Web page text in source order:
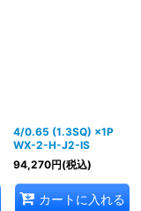
4/0.65 (1.3SQ) ×1P
WX-2-H-J2-IS
94,270円(税込)
カートに入れる